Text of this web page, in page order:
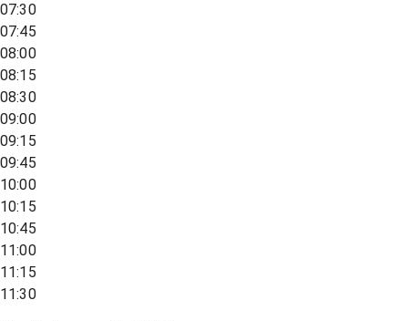
07:30
07:45
08:00
08:15
08:30
09:00
09:15
09:45
10:00
10:15
10:45
11:00
11:15
11:30